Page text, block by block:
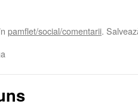
pamflet/social/comentarii.